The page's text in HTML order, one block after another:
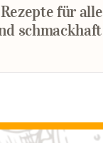
für alle
schmackhaft